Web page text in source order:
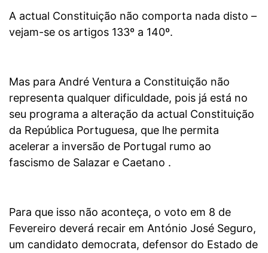
A actual Constituição não comporta nada disto –
vejam-se os artigos 133º a 140º.
Mas para André Ventura a Constituição não
representa qualquer dificuldade, pois já está no
seu programa a alteração da actual Constituição
da República Portuguesa, que lhe permita
acelerar a inversão de Portugal rumo ao
fascismo de Salazar e Caetano .
Para que isso não aconteça, o voto em 8 de
Fevereiro deverá recair em António José Seguro,
um candidato democrata, defensor do Estado de